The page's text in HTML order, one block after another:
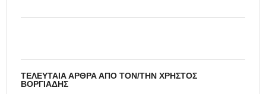
ΤΕΛΕΥΤΑΊΑ ΆΡΘΡΑ ΑΠΌ ΤΟΝ/ΤΗΝ ΧΡΉΣΤΟΣ
ΒΟΡΓΙΆΔΗΣ